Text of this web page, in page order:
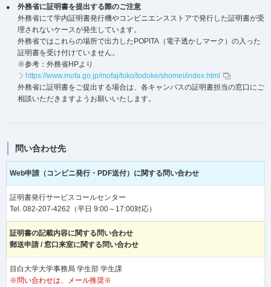
外務省に証明書を提出する際のご注意
外務省にて学内証明書発行機やコンビニエンスストアで発行した証明書が受
理されないケースが発生しています。
外務省ではこれらの場所で出力したPOPITA（電子透かしマーク）の入った
証明書を受け付けていません。
※参考：外務省HPより
https://www.mofa.go.jp/mofaj/toko/todoke/shomei/index.html
外務省に証明書をご提出する場合は、各キャンパスの証明書担当の窓口にご
相談いただきますようお願いいたします。
問い合わせ先
Web申請（コンビニ発行・PDF送付）に関する問い合わせ
証明書発行サービスコールセンター
Tel. 082-207-4262（平日 9:00～17:00対応）
証明書の記載内容に関する問い合わせ
郵送申請 / 窓口来室に関する問い合わせ
目白大学大学事務局 学生部 学生課
※問い合わせは、メール推奨※